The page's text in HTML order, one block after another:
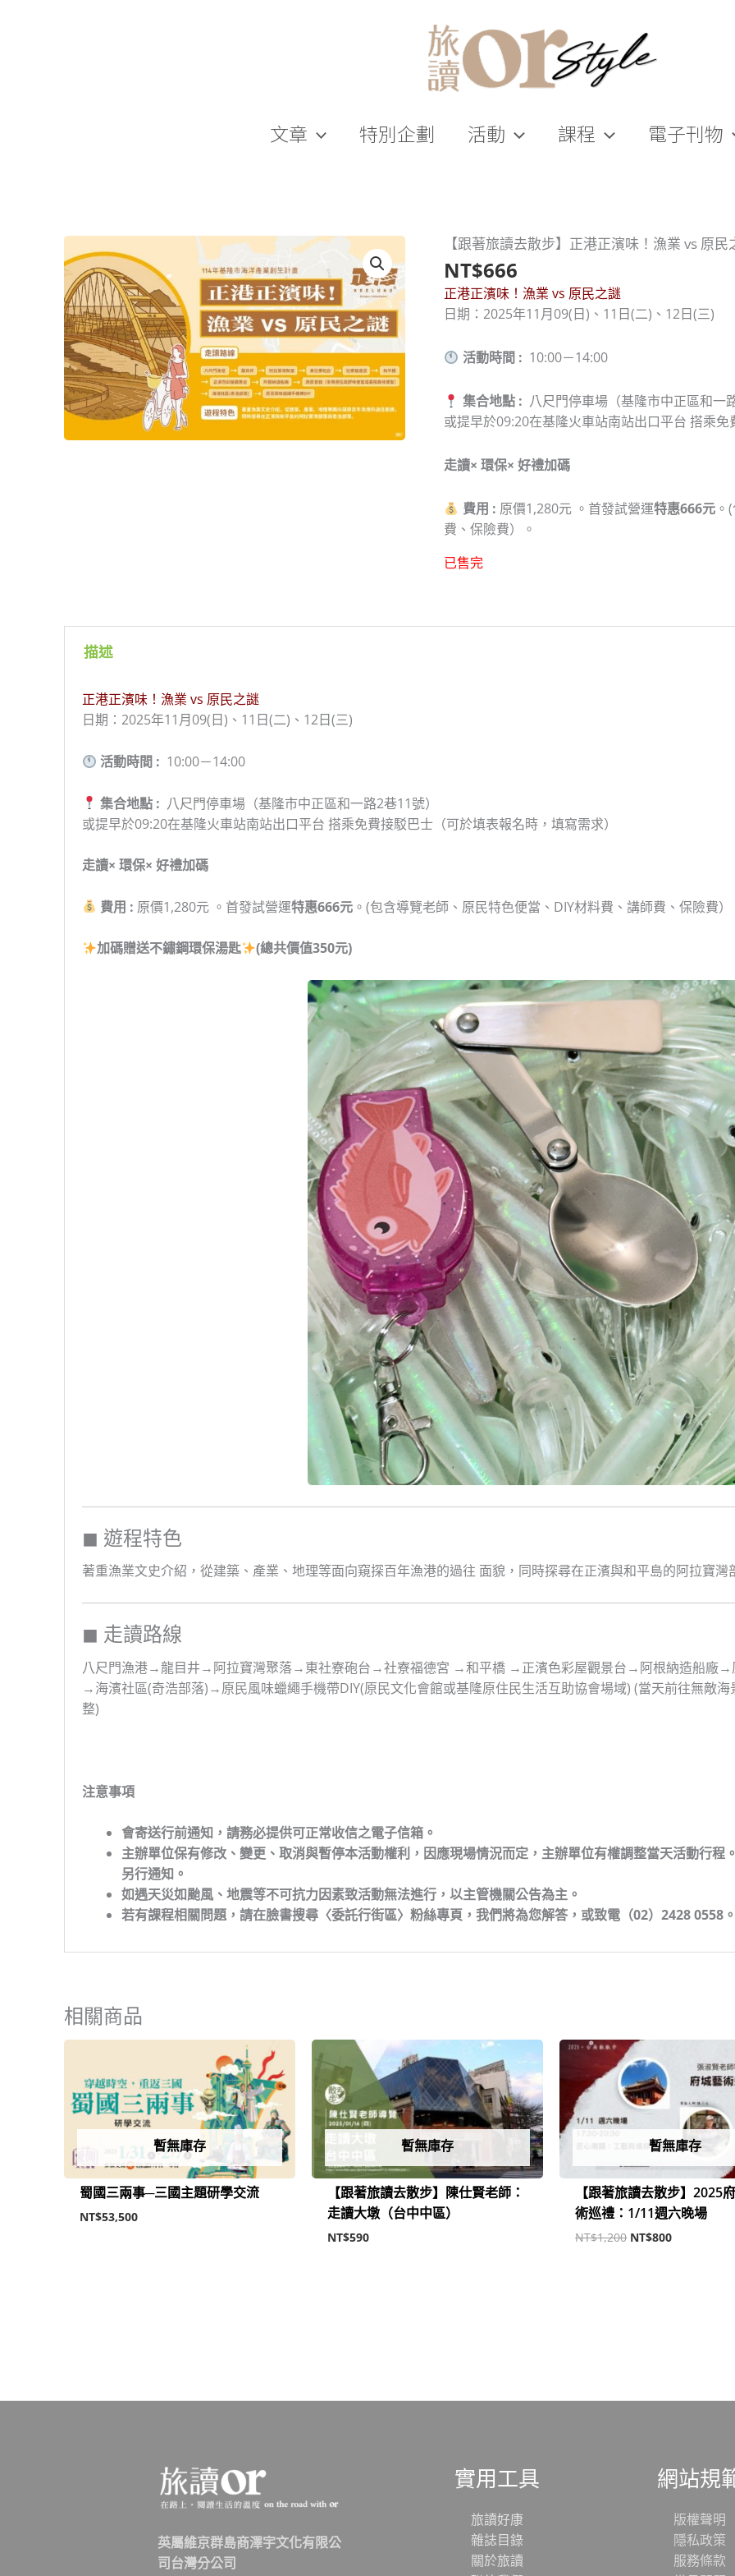
文章 特別企劃 活動 課程 電子刊物
【跟著旅讀去散步】正港正濱味！漁業 vs 原
NT$666
正港正濱味！漁業 vs 原民之謎
日期：2025年11月09(日)、11日(二)、12日(三)
活動時間 : 10:00－14:00
集合地點 : 八尺門停車場（基隆市中正區和一
或提早於09:20在基隆火車站南站出口平台 搭乘
走讀× 環保× 好禮加碼
費用 : 原價1,280元 。首發試營運特惠666元。
費、保險費）。
已售完
描述
正港正濱味！漁業 vs 原民之謎
日期：2025年11月09(日)、11日(二)、12日(三)
活動時間 : 10:00－14:00
集合地點 : 八尺門停車場（基隆市中正區和一路2巷11號）
或提早於09:20在基隆火車站南站出口平台 搭乘免費接駁巴士（可於填表報名時，填寫需求）
走讀× 環保× 好禮加碼
費用 : 原價1,280元 。首發試營運特惠666元 。(包含導覽老師、原民特色便當、DIY材料費、講師費、保險費
加碼贈送不鏽鋼環保湯匙 (總共價值350元)
◼ 遊程特色
著重漁業文史介紹，從建築、產業、地理等面向窺探百年漁港的過往 面貌，同時探尋在正濱與和平島的阿拉寶灣
◼ 走讀路線
八尺門漁港→龍目井→阿拉寶灣聚落→東社寮砲台→社寮福德宮 →和平橋 →正濱色彩屋觀景台→阿根納造船廠→
→海濱社區(奇浩部落)→原民風味蠟繩手機帶DIY(原民文化會館或基隆原住民生活互助協會場域) (當天前往無敵
整)
注意事項
會寄送行前通知，請務必提供可正常收信之電子信箱。
主辦單位保有修改、變更、取消與暫停本活動權利，因應現場情況而定，主辦單位有權調整當天活動行
另行通知。
如遇天災如颱風、地震等不可抗力因素致活動無法進行，以主管機關公告為主。
若有課程相關問題，請在臉書搜尋〈委託行街區〉粉絲專頁，我們將為您解答，或致電（02）2428 0558
相關商品
暫無庫存
蜀國三兩事─三國主題研學交流
NT$53,500
暫無庫存
【跟著旅讀去散步】陳仕賢老師：
走讀大墩（台中中區）
NT$590
暫無庫存
【跟著旅讀去散步】2025
術巡禮：1/11週六晚場
NT$1,200
原
始
價
格：
NT$1,200。
NT$800
格：
NT$800。
英屬維京群島商澤宇文化有限公
司台灣分公司
實用工具
旅讀好康
雜誌目錄
關於旅讀
網站規
版權聲明
隱私政策
服務條款